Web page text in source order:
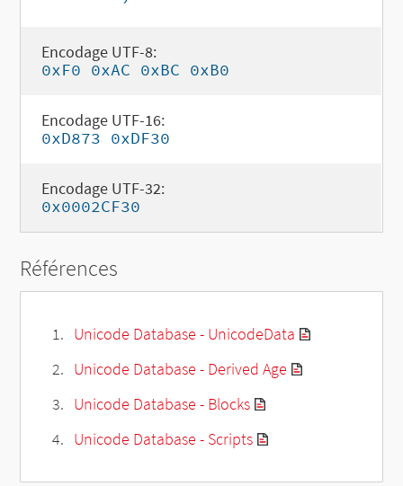
Encodage UTF-8:
0xF0 0xAC 0xBC 0xB0
Encodage UTF-16:
0xD873 0xDF30
Encodage UTF-32:
0x0002CF30
Références
Unicode Database - UnicodeData
Unicode Database - Derived Age
Unicode Database - Blocks
Unicode Database - Scripts